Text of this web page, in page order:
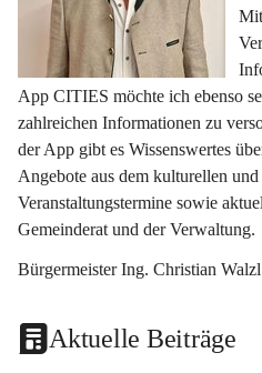
App CITIES möchte ich ebenso
zahlreichen Informationen zu
der App gibt es Wissenswertes
Angebote aus dem kulturellen
Veranstaltungstermine sowie
Gemeinderat und der Verwaltung.
Bürgermeister Ing. Christian Walzl
Aktuelle Beiträge